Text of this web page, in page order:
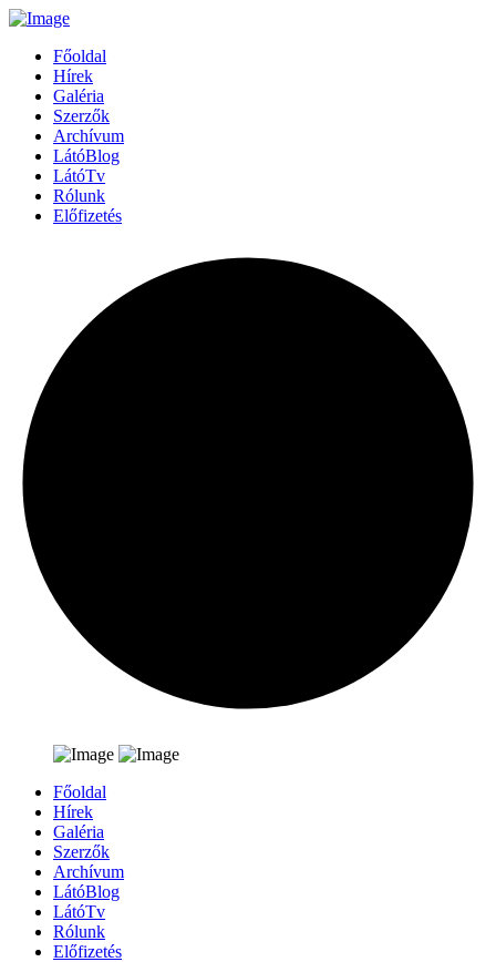
Főoldal
Hírek
Galéria
Szerzők
Archívum
LátóBlog
LátóTv
Rólunk
Előfizetés
Főoldal
Hírek
Galéria
Szerzők
Archívum
LátóBlog
LátóTv
Rólunk
Előfizetés